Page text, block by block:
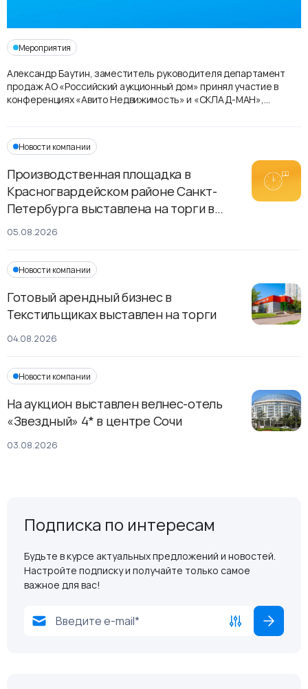
Мероприятия
Александр Баутин, заместитель руководителя департамент
продаж АО «Российский аукционный дом» принял участие в
конференциях «Авито Недвижимость» и «СКЛАД-МАН»,
Новости компании
Производственная площадка в
Красногвардейском районе Санкт-
Петербурга выставлена на торги в
рамках приватизации
05.08.2026
Новости компании
Готовый арендный бизнес в
Текстильщиках выставлен на торги
04.08.2026
Новости компании
На аукцион выставлен велнес-отель
«Звездный» 4* в центре Сочи
03.08.2026
Подписка по интересам
Будьте в курсе актуальных предложений и новостей.
Настройте подписку и получайте только самое
важное для вас!